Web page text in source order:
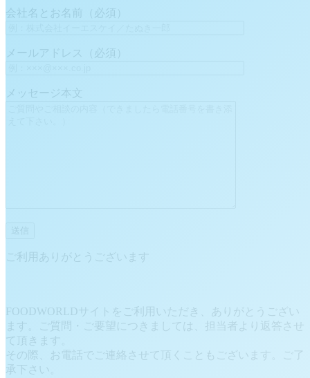
会社名とお名前（必須）
メールアドレス（必須）
メッセージ本文
ご利用ありがとうございます
FOODWORLDサイトをご利用いただき、ありがとうござい
ます。ご質問・ご要望につきましては、担当者より返答させ
て頂きます。
その際、お電話でご連絡させて頂くこともございます。ご了
承下さい。